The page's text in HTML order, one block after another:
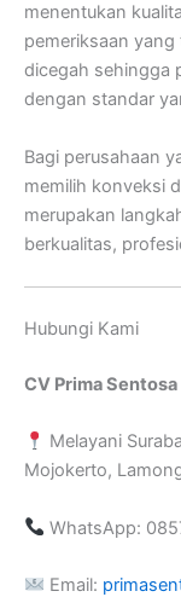
menentukan
pemeriksaan
dicegah sehingga
dengan standar
Bagi perusahaan
memilih konveksi
merupakan
berkualitas,
Hubungi Kami
CV Prima Sentosa
Melayani
Mojokerto,
WhatsApp:
Email: